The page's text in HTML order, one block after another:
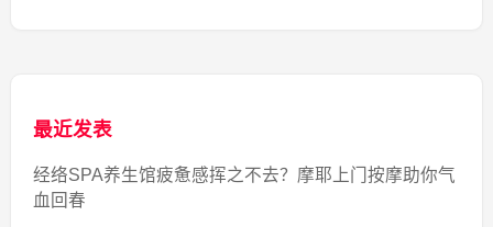
最近发表
经络SPA养生馆疲惫感挥之不去？摩耶上门按摩助你气
血回春